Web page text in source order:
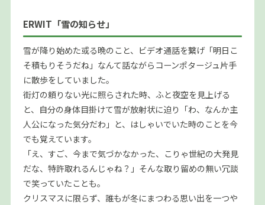
ERWIT「雪の知らせ」
雪が降り始めた或る晩のこと、ビデオ通話を繋げ「明日こ
そ積もりそうだね」なんて話ながらコーンポタージュ片手
に散歩をしていました。
街灯の頼りない光に照らされた時、ふと夜空を見上げる
と、自分の身体目掛けて雪が放射状に迫り「わ、なんか主
人公になった気分だわ」と、はしゃいでいた時のことを今
でも覚えています。
「え、すご、今まで気づかなかった、こりゃ世紀の大発見
だな、特許取れるんじゃね？」そんな取り留めの無い冗談
で笑っていたことも。
クリスマスに限らず、誰もが冬にまつわる思い出を一つや